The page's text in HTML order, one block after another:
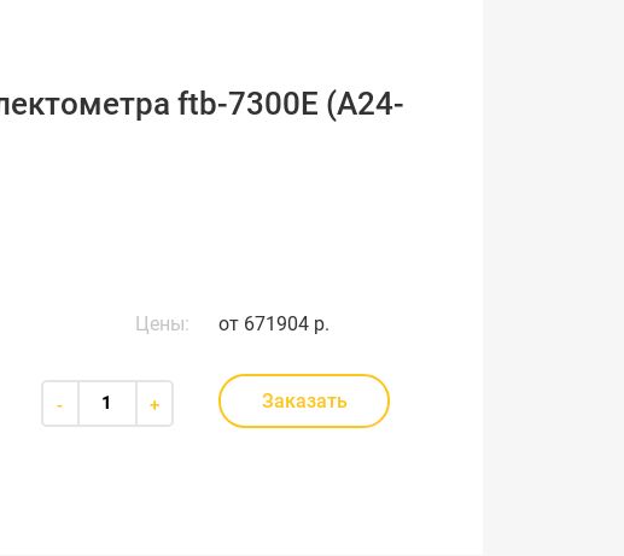
ftb-7300E (A24-
Цены: от 671904 р.
- + Заказать